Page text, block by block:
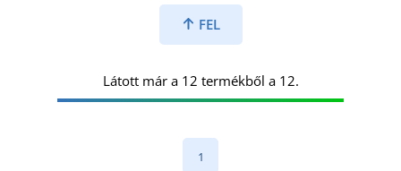
FEL
Látott már a 12 termékből a 12.
1